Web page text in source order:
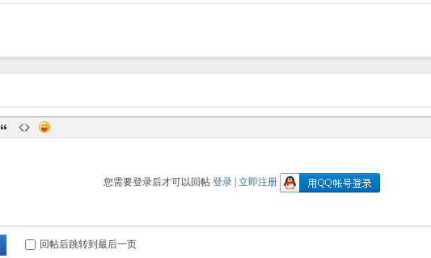
您需要登录后才可以回帖 登录 立即注册
回帖后跳转到最后一页